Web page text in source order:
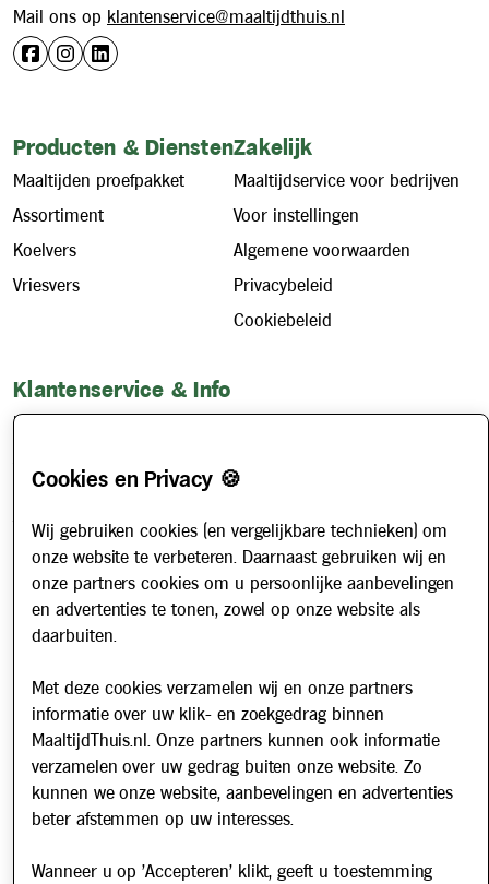
Mail ons op klantenservice@maaltijdthuis.nl
Producten & Diensten
Maaltijden proefpakket
Assortiment
Koelvers
Vriesvers
Zakelijk
Maaltijdservice voor bedrijven
Voor instellingen
Algemene voorwaarden
Privacybeleid
Cookiebeleid
Klantenservice & Info
Hoe werkt het?
Veelgestelde vragen
Over ons
Werken bij
Nieuws
Nieuwsbrief
Schrijf u in voor onze nieuwsbrief en blijf op de hoogte van
updates over Maaltijd Thuis!
E-mailadres
Cookies en Privacy 🍪
Wij gebruiken cookies (en vergelijkbare technieken) om
onze website te verbeteren. Daarnaast gebruiken wij en
onze partners cookies om u persoonlijke aanbevelingen
en advertenties te tonen, zowel op onze website als
daarbuiten.
Met deze cookies verzamelen wij en onze partners
informatie over uw klik- en zoekgedrag binnen
MaaltijdThuis.nl. Onze partners kunnen ook informatie
verzamelen over uw gedrag buiten onze website. Zo
kunnen we onze website, aanbevelingen en advertenties
beter afstemmen op uw interesses.
Wanneer u op 'Accepteren' klikt, geeft u toestemming